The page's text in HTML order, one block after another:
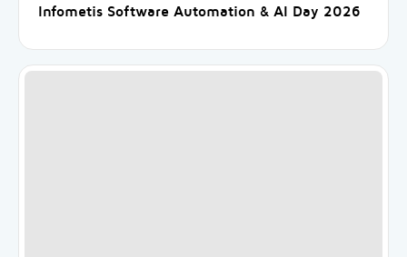
Infometis Software Automation & AI Day 2026